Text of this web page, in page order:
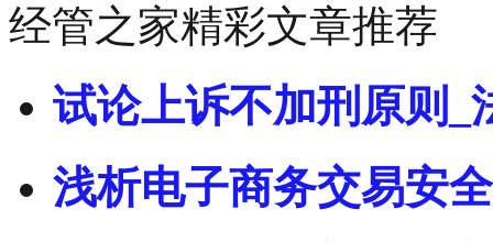
经管之家精彩文章推荐
试论上诉不加刑原则_
浅析电子商务交易安